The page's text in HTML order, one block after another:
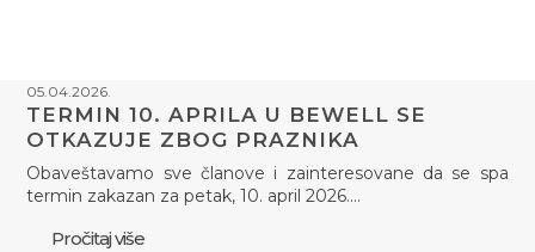
05.04.2026.
TERMIN 10. APRILA U BEWELL SE
OTKAZUJE ZBOG PRAZNIKA
Obaveštavamo sve članove i zainteresovane da se spa
termin zakazan za petak, 10. april 2026.…
Pročitaj više